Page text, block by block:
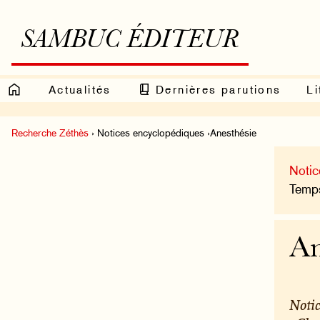
SAMBUC ÉDITEUR
Actualités Dernières parutions
Recherche Zéthès › Notices encyclopédiques ›Anesthésie